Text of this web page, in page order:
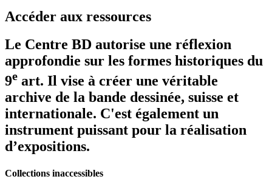
Accéder aux ressources
Le Centre BD autorise une réflexion
approfondie sur les formes historiques du
9e art. Il vise à créer une véritable
archive de la bande dessinée, suisse et
internationale. C'est également un
instrument puissant pour la réalisation
d’expositions.
Collections inaccessibles